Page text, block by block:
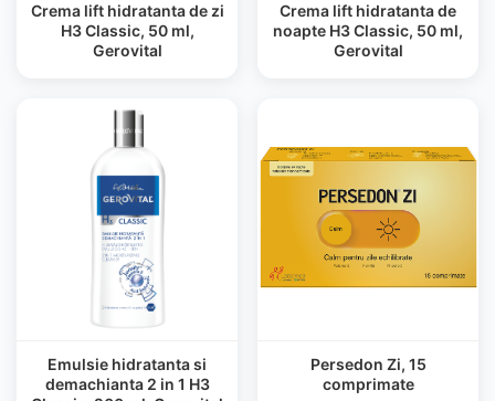
Crema lift hidratanta de zi
H3 Classic, 50 ml,
Gerovital
Crema lift hidratanta de
noapte H3 Classic, 50 ml,
Gerovital
Emulsie hidratanta si
demachianta 2 in 1 H3
Persedon Zi, 15
comprimate